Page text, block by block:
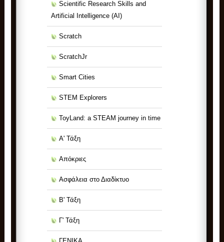
Scientific Research Skills and
Artificial Intelligence (ΑΙ)
Scratch
ScratchJr
Smart Cities
STEM Explorers
ToyLand: a STEAM journey in time
Α' Τάξη
Απόκριες
Ασφάλεια στο Διαδίκτυο
Β' Τάξη
Γ' Τάξη